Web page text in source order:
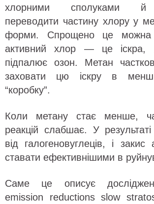
хлорними сполуками й
переводити частину хлору у
форми. Спрощено це можна
активний хлор — це іскра,
підпалює озон. Метан
заховати цю іскру в менш
“коробку”.
Коли метану стає менше,
реакцій слабшає. У результаті
від галогеновуглеців, і
ставати ефективнішими в
Саме це описує
emission reductions slow